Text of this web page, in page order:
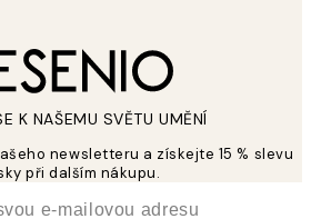
K NAŠEMU SVĚTU UMĚNÍ
newsletteru a získejte 15 % slevu
při dalším nákupu.